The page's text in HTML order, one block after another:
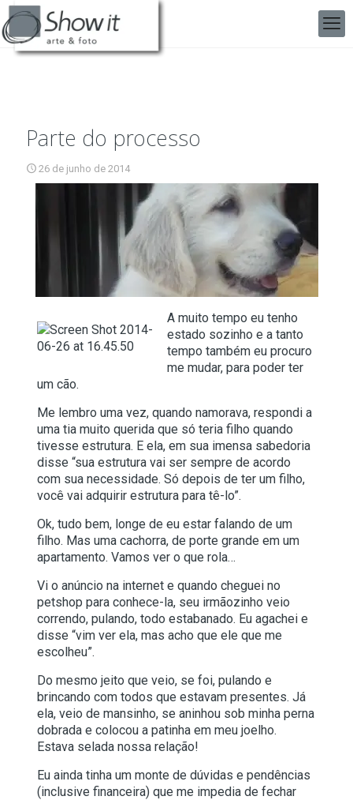
Parte do processo
26 de junho de 2014
A muito tempo eu tenho
estado sozinho e a tanto
tempo também eu procuro
me mudar, para poder ter
um cão.
Me lembro uma vez, quando namorava, respondi a
uma tia muito querida que só teria filho quando
tivesse estrutura. E ela, em sua imensa sabedoria
disse “sua estrutura vai ser sempre de acordo
com sua necessidade. Só depois de ter um filho,
você vai adquirir estrutura para tê-lo”.
Ok, tudo bem, longe de eu estar falando de um
filho. Mas uma cachorra, de porte grande em um
apartamento. Vamos ver o que rola…
Vi o anúncio na internet e quando cheguei no
petshop para conhece-la, seu irmãozinho veio
correndo, pulando, todo estabanado. Eu agachei e
disse “vim ver ela, mas acho que ele que me
escolheu”.
Do mesmo jeito que veio, se foi, pulando e
brincando com todos que estavam presentes. Já
ela, veio de mansinho, se aninhou sob minha perna
dobrada e colocou a patinha em meu joelho.
Estava selada nossa relação!
Eu ainda tinha um monte de dúvidas e pendências
(inclusive financeira) que me impedia de fechar